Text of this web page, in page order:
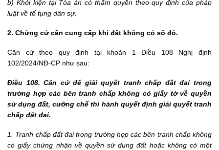
b) Khởi kiện tại Tòa án có thẩm quyền theo quy định của pháp
luật về tố tụng dân sự.
2. Chứng cứ cần cung cấp khi đất không có sổ đỏ.
Căn cứ theo quy định tại khoản 1 Điều 108 Nghị định
102/2024/NĐ-CP như sau:
Điều 108. Căn cứ để giải quyết tranh chấp đất đai trong
trường hợp các bên tranh chấp không có giấy tờ về quyền
sử dụng đất, cưỡng chế thi hành quyết định giải quyết tranh
chấp đất đai.
1. Tranh chấp đất đai trong trường hợp các bên tranh chấp không
có giấy chứng nhận về quyền sử dụng đất hoặc không có một